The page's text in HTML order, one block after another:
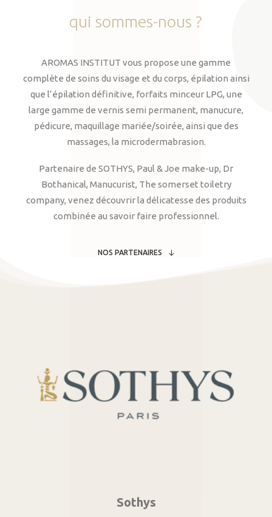
qui sommes-nous ?
AROMAS INSTITUT vous propose une gamme
complète de soins du visage et du corps, épilation ainsi
que l’épilation définitive, forfaits minceur LPG, une
large gamme de vernis semi permanent, manucure,
pédicure, maquillage mariée/soirée, ainsi que des
massages, la microdermabrasion.
Partenaire de SOTHYS, Paul & Joe make-up, Dr
Bothanical, Manucurist, The somerset toiletry
company, venez découvrir la délicatesse des produits
combinée au savoir faire professionnel.
NOS PARTENAIRES
Sothys